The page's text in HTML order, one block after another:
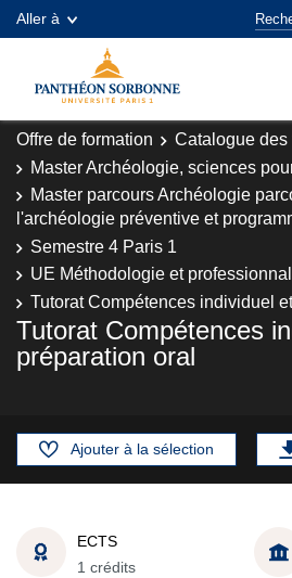
Aller à
Offre de formation Catalogue des
Master Archéologie, sciences
Master parcours Archéologie
l'archéologie préventive et
Semestre 4 Paris 1
UE Méthodologie et
Tutorat Compétences individuel
Tutorat Compétences
préparation oral
Ajouter à la sélection
ECTS
1 crédits